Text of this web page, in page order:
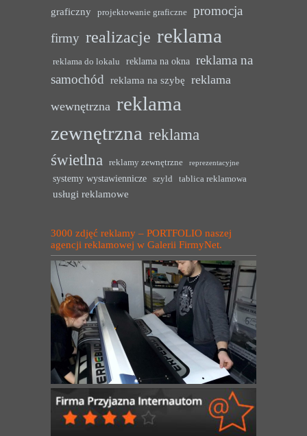
graficzny
projektowanie graficzne
promocja
firmy realizacje reklama
reklama do lokalu reklama na okna reklama na
samochód reklama na szybę reklama
wewnętrzna reklama
zewnętrzna reklama
świetlna
reklamy zewnętrzne reprezentacyjne
systemy wystawiennicze szyld tablica reklamowa
usługi reklamowe
3000 zdjęć reklamy – PORTFOLIO naszej
agencji reklamowej w Galerii FirmyNet.